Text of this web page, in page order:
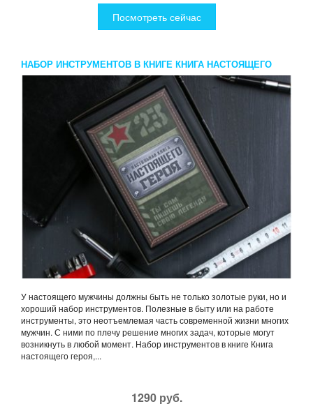
Посмотреть сейчас
НАБОР ИНСТРУМЕНТОВ В КНИГЕ КНИГА НАСТОЯЩЕГО
ГЕРОЯ 15 ПРЕДМЕТОВ
У настоящего мужчины должны быть не только золотые руки, но и
хороший набор инструментов. Полезные в быту или на работе
инструменты, это неотъемлемая часть современной жизни многих
мужчин. С ними по плечу решение многих задач, которые могут
возникнуть в любой момент. Набор инструментов в книге Книга
настоящего героя,...
1290 руб.